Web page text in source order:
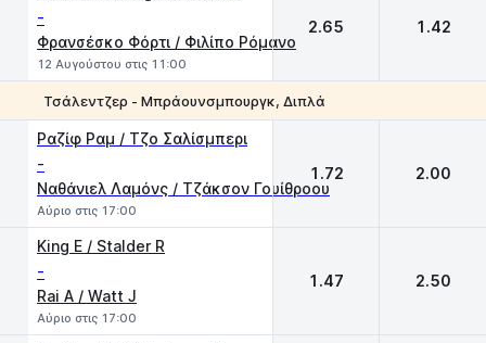
-
Φρανσέσκο Φόρτι / Φιλίπο Ρόμανο
12 Αυγούστου στις 11:00
2.65 1.42
Τσάλεντζερ - Μπράουνσμπουργκ, Διπλά
Ραζίφ Ραμ / Τζο Σαλίσμπερι
-
Ναθάνιελ Λαμόνς / Τζάκσον Γουίθροου
Αύριο στις 17:00
1.72 2.00
King E / Stalder R
-
Rai A / Watt J
Αύριο στις 17:00
1.47 2.50